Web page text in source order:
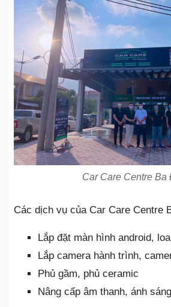
Car Care Centre Ba
Các dịch vụ của Car Care Centre
Lắp đặt màn hình android,
Lắp camera hành trình,
Phủ gầm, phủ ceramic
Nâng cấp âm thanh, ánh sáng